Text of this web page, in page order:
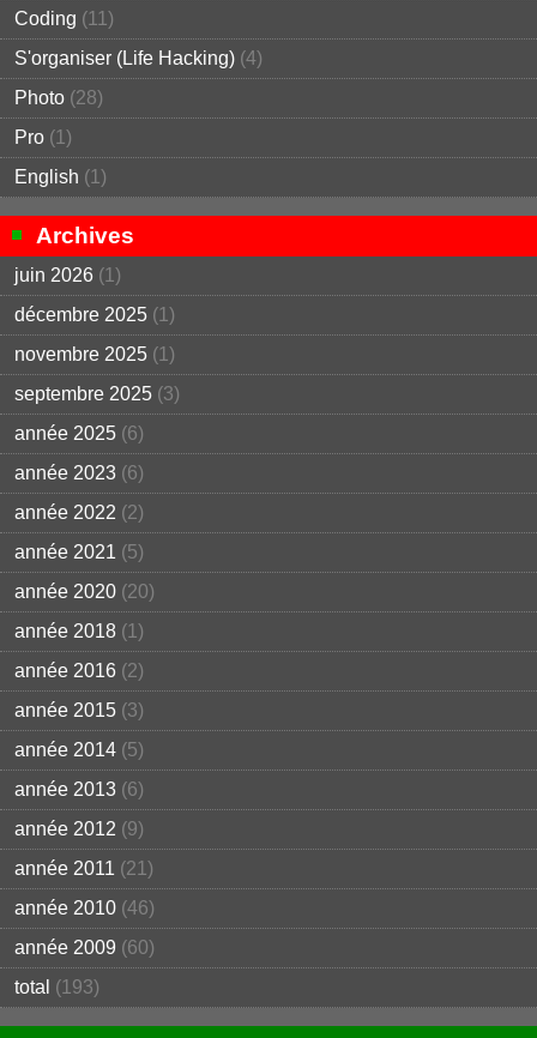
Coding (11)
S'organiser (Life Hacking) (4)
Photo (28)
Pro (1)
English (1)
Archives
juin 2026 (1)
décembre 2025 (1)
novembre 2025 (1)
septembre 2025 (3)
année 2025 (6)
année 2023 (6)
année 2022 (2)
année 2021 (5)
année 2020 (20)
année 2018 (1)
année 2016 (2)
année 2015 (3)
année 2014 (5)
année 2013 (6)
année 2012 (9)
année 2011 (21)
année 2010 (46)
année 2009 (60)
total (193)